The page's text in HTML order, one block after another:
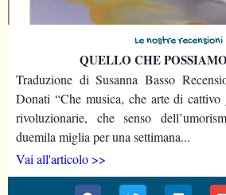
Le nostre recensioni
QUELLO CHE
Traduzione di Susanna Basso
Donati “Che musica, che arte di cattivo
rivoluzionarie, che senso
duemila miglia per una settimana...
Vai all'articolo >>